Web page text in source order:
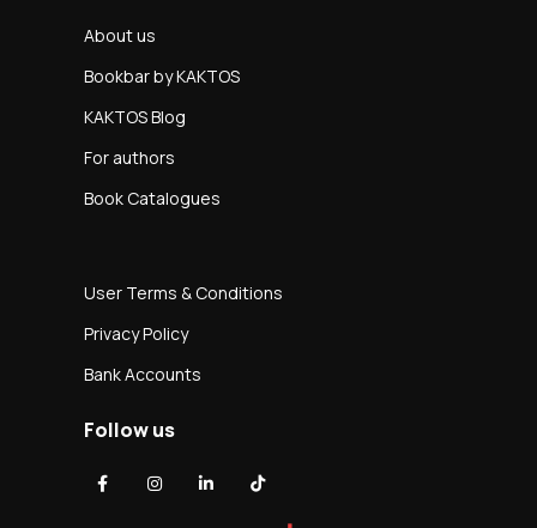
About us
Bookbar by KAKTOS
KAKTOS Blog
For authors
Book Catalogues
User Terms & Conditions
Privacy Policy
Bank Accounts
Follow us